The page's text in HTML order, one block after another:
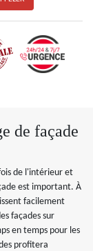
de façade
de l'intérieur et
est important. À
facilement
façades sur
en temps pour les
profitera